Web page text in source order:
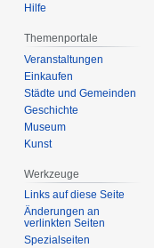
Hilfe
Themenportale
Veranstaltungen
Einkaufen
Städte und Gemeinden
Geschichte
Museum
Kunst
Werkzeuge
Links auf diese Seite
Änderungen an
verlinkten Seiten
Spezialseiten